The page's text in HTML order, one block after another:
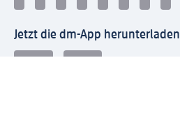
Jetzt die dm-App herunterladen